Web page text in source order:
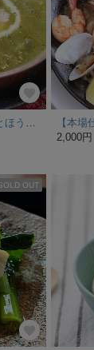
チキンサグワラ（チキンとほうれん草のカレー）halal
2,000円
OUT